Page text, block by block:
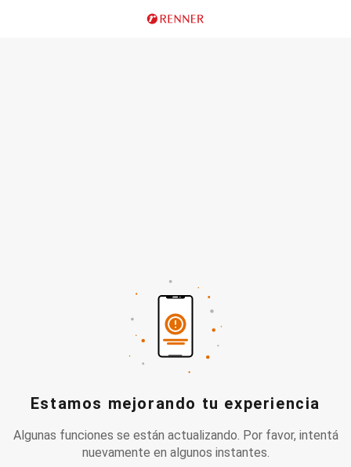
Estamos mejorando tu experiencia
Algunas funciones se están actualizando. Por favor, intentá
nuevamente en algunos instantes.